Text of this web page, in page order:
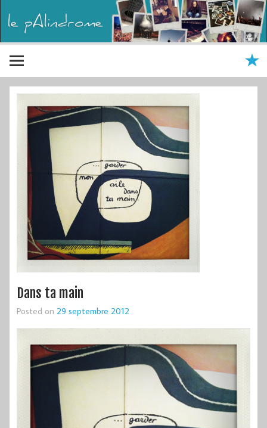
Dans ta main
Posted on 29 septembre 2012